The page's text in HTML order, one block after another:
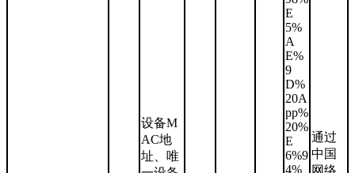
设备M
AC地
址、唯
E
5%
A
E%
9
D%
20A
pp%
20%
E
6%9
4%
通过
中国
网络